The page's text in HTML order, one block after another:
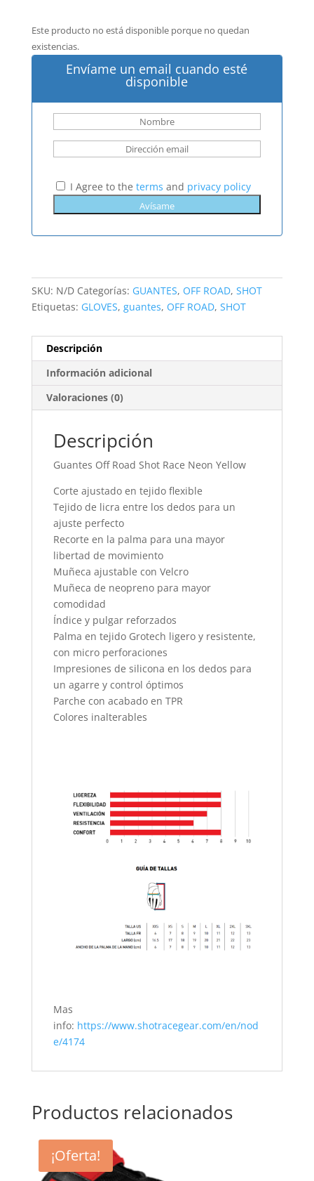
Este producto no está disponible porque no quedan
existencias.
Envíame un email cuando esté
disponible
I Agree to the terms and privacy policy
SKU: N/D Categorías: GUANTES, OFF ROAD, SHOT
Etiquetas: GLOVES, guantes, OFF ROAD, SHOT
Descripción
Información adicional
Valoraciones (0)
Descripción
Guantes Off Road Shot Race Neon Yellow
Corte ajustado en tejido flexible
Tejido de licra entre los dedos para un
ajuste perfecto
Recorte en la palma para una mayor
libertad de movimiento
Muñeca ajustable con Velcro
Muñeca de neopreno para mayor
comodidad
Índice y pulgar reforzados
Palma en tejido Grotech ligero y resistente,
con micro perforaciones
Impresiones de silicona en los dedos para
un agarre y control óptimos
Parche con acabado en TPR
Colores inalterables
Mas
info: https://www.shotracegear.com/en/nod
e/4174
Productos relacionados
¡Oferta!